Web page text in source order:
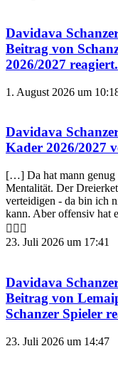
Davidava
Beitrag von
2026/2027 reagiert.
1. August 2026 um
Davidava
Kader 2026/2027
[…] Da hat mann genug
Mentalität. Der
verteidigen - da bin ich
kann. Aber offensiv hat
🤷🏿‍♂️
23. Juli 2026 um 17:41
Davidava
Beitrag von
Schanzer Spieler
23. Juli 2026 um 14:47